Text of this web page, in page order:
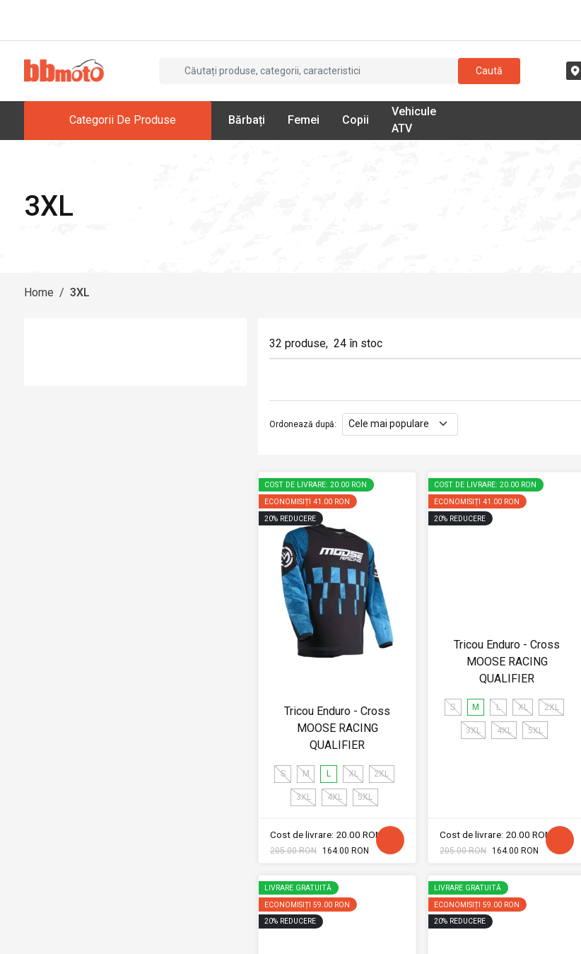
Caută
Categorii De Produse Bărbați Femei Copii
Vehicule
ATV
3XL
Home / 3XL
32 produse, 24 în stoc
Ordonează după:
COST DE LIVRARE: 20.00 RON
ECONOMISIȚI 41.00 RON
20% REDUCERE
Tricou Enduro - Cross
MOOSE RACING
QUALIFIER
S M L XL 2XL
3XL 4XL 5XL
Cost de livrare: 20.00 RON
205.00 RON 164.00 RON
COST DE LIVRARE: 20.00 RON
ECONOMISIȚI 41.00 RON
20% REDUCERE
Tricou Enduro - Cross
MOOSE RACING
QUALIFIER
S M L XL 2XL
3XL 4XL 5XL
Cost de livrare: 20.00 RON
205.00 RON 164.00 RON
LIVRARE GRATUITĂ
ECONOMISIȚI 59.00 RON
20% REDUCERE
LIVRARE GRATUITĂ
ECONOMISIȚI 59.00 RON
20% REDUCERE